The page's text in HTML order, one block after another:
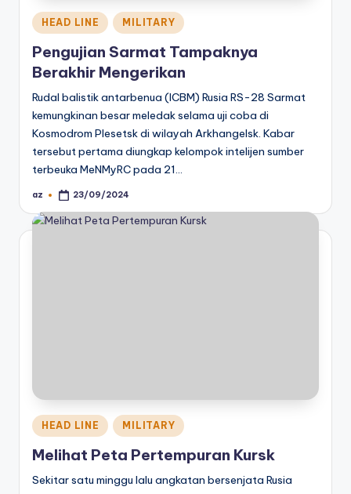
Posted
in
HEAD LINE MILITARY
Pengujian Sarmat Tampaknya
Berakhir Mengerikan
Rudal balistik antarbenua (ICBM) Rusia RS-28 Sarmat
kemungkinan besar meledak selama uji coba di
Kosmodrom Plesetsk di wilayah Arkhangelsk. Kabar
tersebut pertama diungkap kelompok intelijen sumber
terbeuka MeNMyRC pada 21…
Posted
az 23/09/2024
Posted
in
HEAD LINE MILITARY
Melihat Peta Pertempuran Kursk
Sekitar satu minggu lalu angkatan bersenjata Rusia